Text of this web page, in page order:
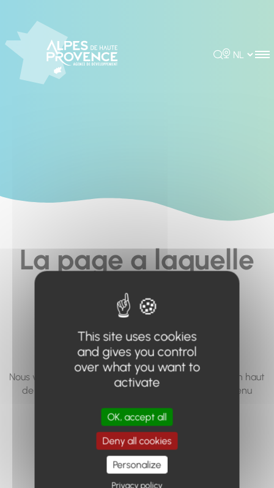
Rechercher
Choisir la
La page a laquelle
vous cherchez à
accéder n'existe
pas... ou plus.
Nous vous invitons à utiliser le moteur de recherche en haut
de page, ou à utiliser le menu pour trouver le contenu
Retour à l'accueil
This site uses cookies
and gives you control
over what you want to
activate
OK, accept all
Deny all cookies
Personalize
Privacy policy